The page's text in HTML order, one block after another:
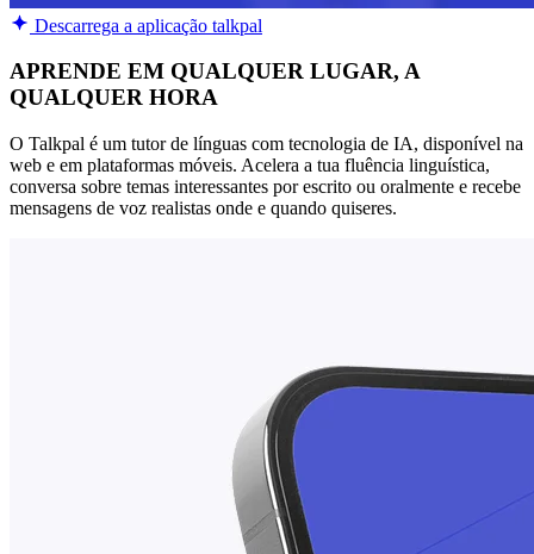
Descarrega a aplicação talkpal
APRENDE EM QUALQUER LUGAR, A
QUALQUER HORA
O Talkpal é um tutor de línguas com tecnologia de IA, disponível na
web e em plataformas móveis. Acelera a tua fluência linguística,
conversa sobre temas interessantes por escrito ou oralmente e recebe
mensagens de voz realistas onde e quando quiseres.